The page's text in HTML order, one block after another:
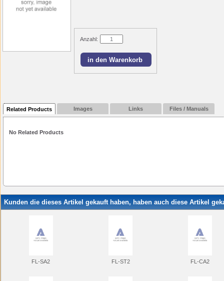
Anzahl:
Related Products Images Links Files / Manuals
No Related Products
Kunden die dieses Artikel gekauft haben, haben auch diese Artikel
FL-SA2 FL-ST2 FL-CA2